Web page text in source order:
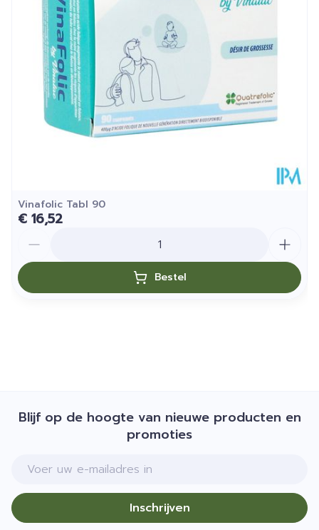
Vinafolic Tabl 90
€ 16,52
Bestel
Blijf op de hoogte van nieuwe producten en
promoties
E-mail adres
Inschrijven